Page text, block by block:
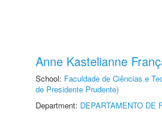
Anne Kastelianne
School: Faculdade de Ciências e
de Presidente Prudente)
Department: DEPARTAMENTO DE